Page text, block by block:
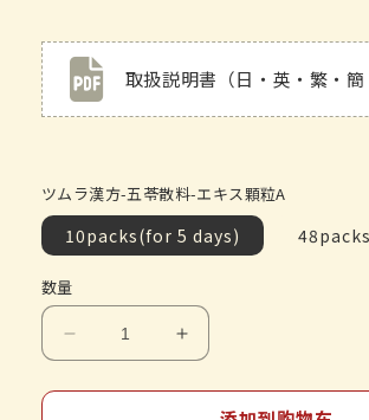
取扱説明書（日・英・繁・簡
ツムラ漢方-五苓散料-エキス顆粒A
10packs(for 5 days)
数量